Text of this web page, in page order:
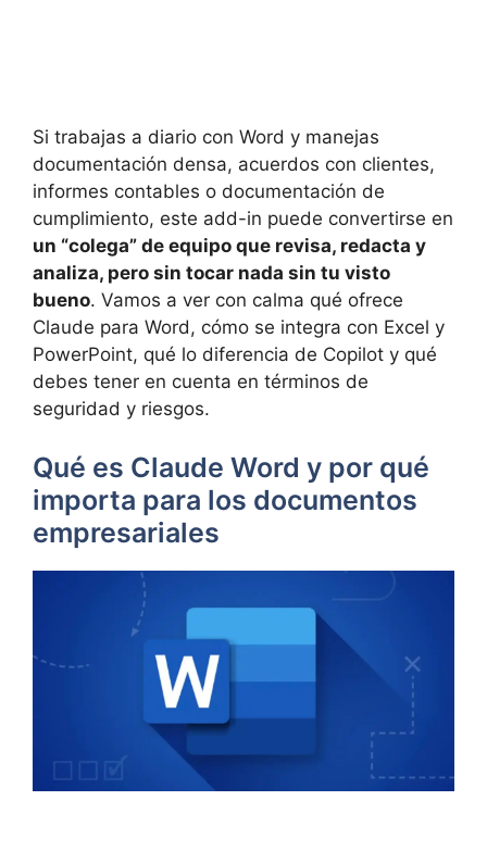
Si trabajas a diario con Word y manejas
documentación densa, acuerdos con clientes,
informes contables o documentación de
cumplimiento, este add-in puede convertirse en
un “colega” de equipo que revisa, redacta y
analiza, pero sin tocar nada sin tu visto
bueno. Vamos a ver con calma qué ofrece
Claude para Word, cómo se integra con Excel y
PowerPoint, qué lo diferencia de Copilot y qué
debes tener en cuenta en términos de
seguridad y riesgos.
Qué es Claude Word y por qué
importa para los documentos
empresariales